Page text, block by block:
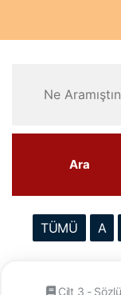
Ara
TÜMÜ A
Cilt 3 -